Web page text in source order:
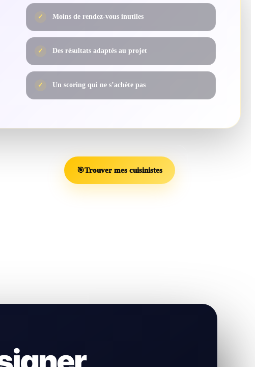
✓ Moins de rendez-vous inutiles
✓ Des résultats adaptés au projet
✓ Un scoring qui ne s’achète pas
🎯Trouver mes cuisinistes